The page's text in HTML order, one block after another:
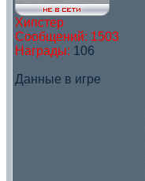
Хипстер
Сообщений: 1503
Награды: 106
Данные в игре